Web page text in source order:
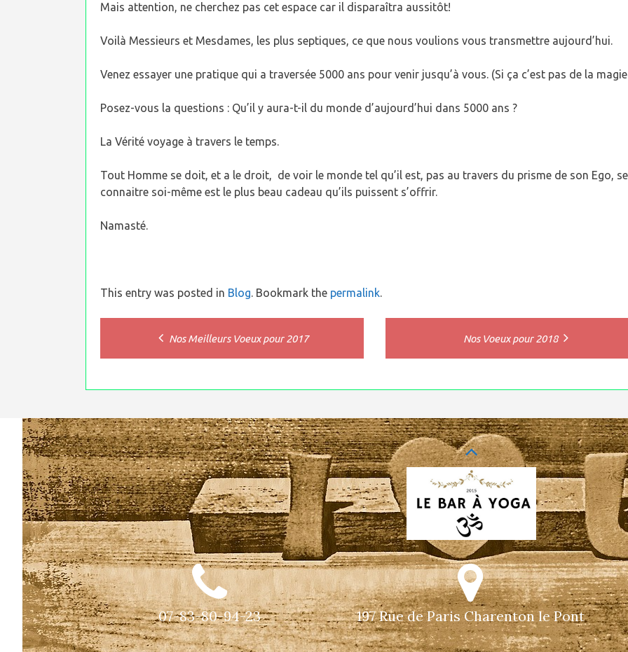
Mais attention, ne cherchez pas cet espace car il disparaîtra aussitôt!
Voilà Messieurs et Mesdames, les plus septiques, ce que nous voulions vous transmettre aujourd’hui.
Venez essayer une pratique qui a traversée 5000 ans pour venir jusqu’à vous. (Si ça c’est pas de la
Posez-vous la questions : Qu’il y aura-t-il du monde d’aujourd’hui dans 5000 ans ?
La Vérité voyage à travers le temps.
Tout Homme se doit, et a le droit, de voir le monde tel qu’il est, pas au travers du prisme de son Ego, se
connaitre soi-même est le plus beau cadeau qu’ils puissent s’offrir.
Namasté.
This entry was posted in Blog. Bookmark the permalink.
Nos Meilleurs Voeux pour 2017 Nos Voeux pour 2018
07-83-80-94-23 197 Rue de Paris Charenton le Pont